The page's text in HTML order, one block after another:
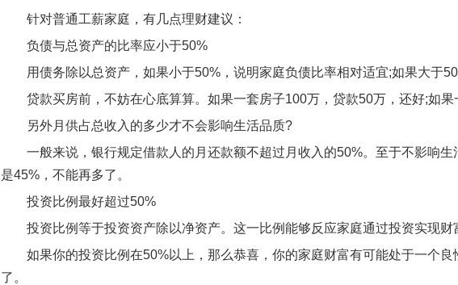
针对普通工薪家庭，有几点理财建议：
负债与总资产的比率应小于50%
用债务除以总资产，如果小于50%，说明家庭负债比率相对适宜;如果大于
贷款买房前，不妨在心底算算。如果一套房子100万，贷款50万，还好;如
另外月供占总收入的多少才不会影响生活品质?
一般来说，银行规定借款人的月还款额不超过月收入的50%。至于不影响
是45%，不能再多了。
投资比例最好超过50%
投资比例等于投资资产除以净资产。这一比例能够反应家庭通过投资实现财
如果你的投资比例在50%以上，那么恭喜，你的家庭财富有可能处于一个
了。